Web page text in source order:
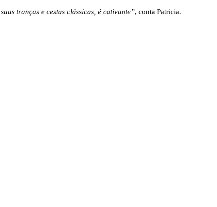
tranças e cestas clássicas, é cativante”, conta Patricia.